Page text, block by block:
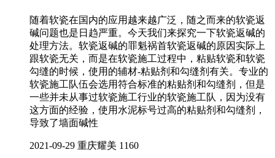
随着软瓷在国内的应用越来越广泛，随之而来的软瓷返
碱问题也是日趋严重。今天我们来探究一下软瓷返碱的
处理方法。软瓷返碱的罪魁祸首软瓷返碱的原因实际上
跟软瓷无关，而是在软瓷施工过程中，粘贴软瓷和软瓷
勾缝的时候，使用的辅材-粘贴剂和勾缝剂有关。专业的
软瓷施工队伍会选用符合标准的粘贴剂和勾缝剂，但是
一些并未从事过软瓷施工行业的软瓷施工队，因为没有
这方面的经验，使用水泥标号过高的粘贴剂和勾缝剂，
导致了墙面碱性
2021-09-29 重庆耀美 1160